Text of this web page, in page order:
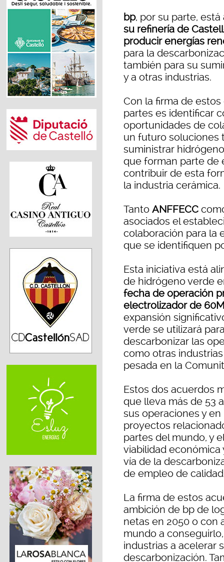
bp, por su parte, está
su refinería de
producir energías
para la
también para su
y a otras industrias.
Con la firma de
partes es identificar
oportunidades de
un futuro soluciones
suministrar
que forman parte de
contribuir de esta
la industria cerámica.
Tanto ANFFECC
asociados el
colaboración para la
que se identifiquen
Esta iniciativa está
de hidrógeno verde
fecha de operación
electrolizador de
expansión
verde se utilizará
descarbonizar las
como otras
pesada en la
Estos dos acuerdos
que lleva más de 53
sus operaciones y
proyectos
partes del mundo, y
viabilidad
vía de la
de empleo de
La firma de estos
ambición de bp de
netas en 2050 o con
mundo a
industrias a acelerar
descarbonización.